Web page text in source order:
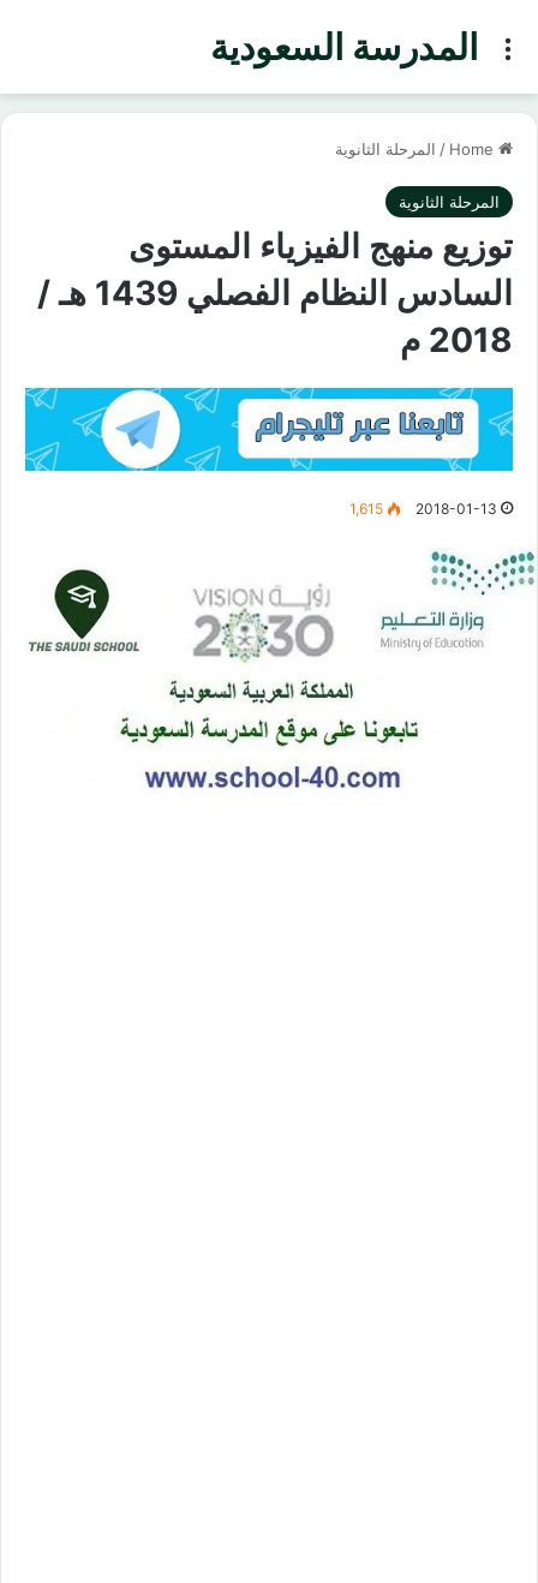
المدرسة السعوديةMenu
/ المرحلة الثانوية
المرحلة الثانوية
توزيع منهج الفيزياء المستوى
السادس النظام الفصلي 1439 هـ /
2018 م
2018-01-13
1,615